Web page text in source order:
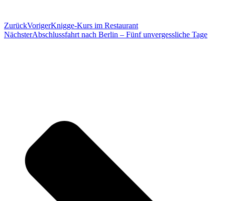
ZurückVorigerKnigge-Kurs im Restaurant
NächsterAbschlussfahrt nach Berlin – Fünf unvergessliche Tage